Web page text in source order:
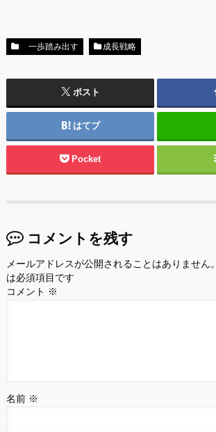
一歩踏み出す 成長戦略
ポスト
はてブ
Pocket
コメントを残す
メールアドレスが公開されることはありません。
は必須項目です
コメント ※
名前 ※